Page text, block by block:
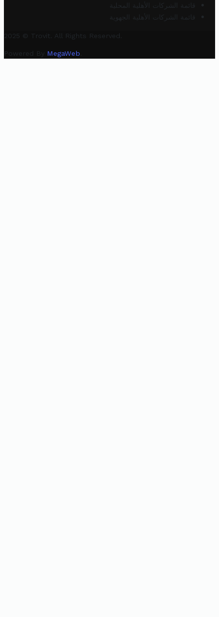
قائمة الشركات الأهلية المحلية
قائمة الشركات الأهلية الجهوية
2025 © Trovit. All Rights Reserved.
Powered By MegaWeb